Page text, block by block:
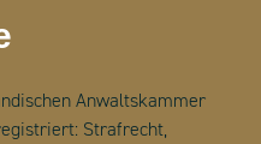
Anwaltskammer
Strafrecht,